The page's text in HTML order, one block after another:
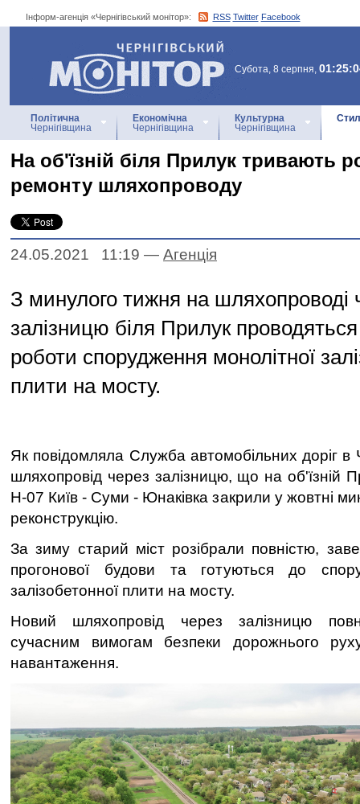
Інформ-агенція «Чернігівський монітор»: RSS Twitter Facebook
Інформ-агенція
«Чернігівський монітор»
Субота, 8 серпня,
Політична
Чернігівщина
Економічна
Чернігівщина
Культурна
Чернігівщина
На об'їзній біля Прилук тривають
ремонту шляхопроводу
24.05.2021 11:19 — Агенцiя
З минулого тижня на шляхопроводі
залізницю біля Прилук проводяться
роботи спорудження монолітної
плити на мосту.
Як повідомляла Служба автомобільних доріг в
шляхопровід через залізницю, що на об'їзній
Н-07 Київ - Суми - Юнаківка закрили у жовтні
реконструкцію.
За зиму старий міст розібрали повністю,
прогонової будови та готуються до
залізобетонної плити на мосту.
Новий шляхопровід через залізницю
сучасним вимогам безпеки дорожнього
навантаження.